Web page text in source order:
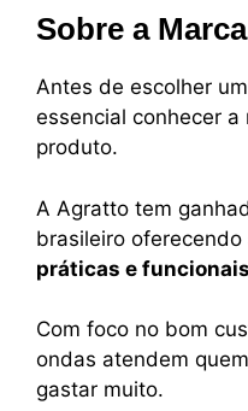
Sobre a
Antes de escolher
essencial conhecer
produto.
A Agratto tem
brasileiro oferecendo
práticas e funcionais
Com foco no bom
ondas atendem
gastar muito.